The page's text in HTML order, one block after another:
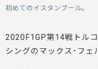
初めてのイスタンブール。
2020F1GP第14戦トル
シングのマックス･フェ